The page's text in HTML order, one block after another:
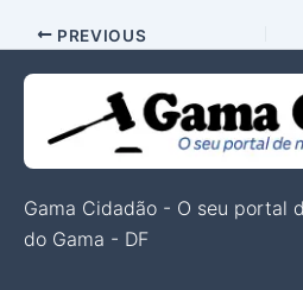
PREVIOUS
Gama Cidadão - O seu portal
do Gama - DF